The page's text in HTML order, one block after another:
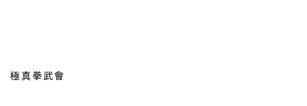
極真拳武會